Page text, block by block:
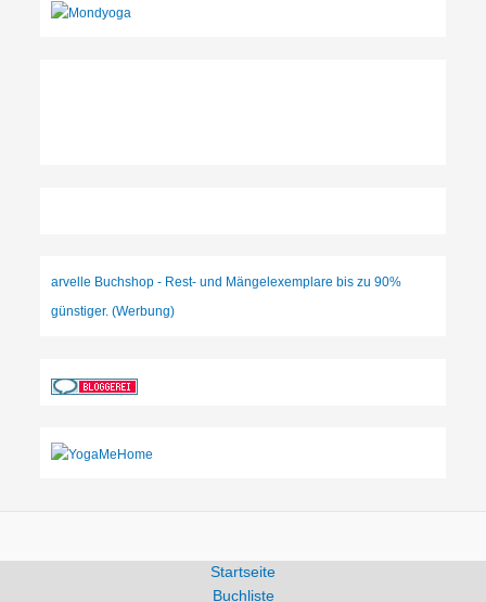
arvelle Buchshop - Rest- und Mängelexemplare bis zu 90%
günstiger. (Werbung)
Startseite
Buchliste